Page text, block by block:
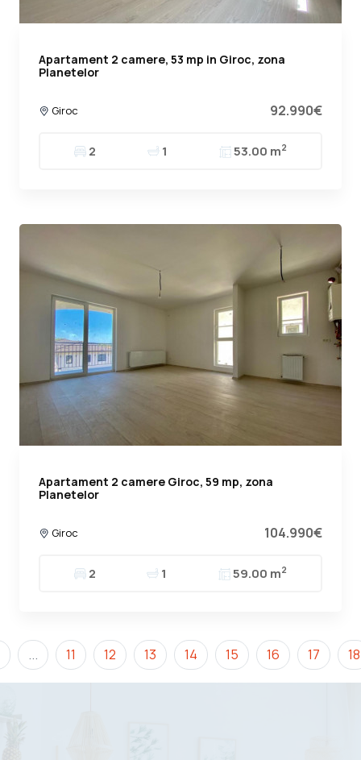
Apartament 2 camere, 53 mp in Giroc, zona
Planetelor
Giroc 92.990€
2 1 53.00 m2
Apartament 2 camere Giroc, 59 mp, zona
Planetelor
Giroc 104.990€
2 1 59.00 m2
... 11 12 13 14 15 16 17 18